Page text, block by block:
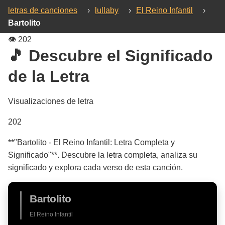
letras de canciones › lullaby › El Reino Infantil
›
Bartolito
👁️ 202
🎵 Descubre el Significado
de la Letra
Visualizaciones de letra
202
**"Bartolito - El Reino Infantil: Letra Completa y
Significado"**. Descubre la letra completa, analiza su
significado y explora cada verso de esta canción.
Bartolito
El Reino Infantil